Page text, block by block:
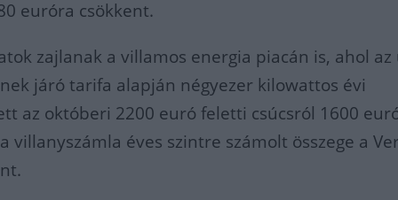
euróra csökkent.
zajlanak a villamos energia piacán is, ahol az
járó tarifa alapján négyezer kilowattos évi
az októberi 2200 euró feletti csúcsról 1600
villanyszámla éves szintre számolt összege a